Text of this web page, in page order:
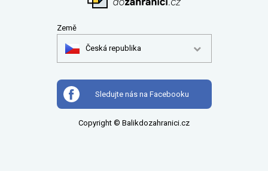
Země
Česká republika
Sledujte nás na Facebooku
Copyright © Balikdozahranici.cz